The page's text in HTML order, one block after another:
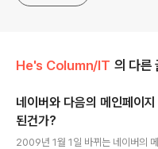
He's Column/IT 의 다른
네이버와 다음의 메인페이
된건가?
2009년 1월 1일 바뀌는 네이버의